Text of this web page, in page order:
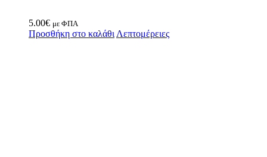
5.00€ με ΦΠΑ
Προσθήκη στο καλάθι Λεπτομέρειες